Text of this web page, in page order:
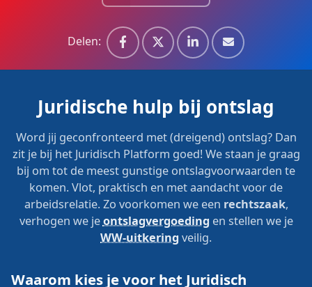
Delen:
Juridische hulp bij ontslag
Word jij geconfronteerd met (dreigend) ontslag? Dan
zit je bij het Juridisch Platform goed! We staan je graag
bij om tot de meest gunstige ontslagvoorwaarden te
komen. Vlot, praktisch en met aandacht voor de
arbeidsrelatie. Zo voorkomen we een rechtszaak,
verhogen we jeontslagvergoeding en stellen we je
WW-uitkering veilig.
Waarom kies je voor het Juridisch